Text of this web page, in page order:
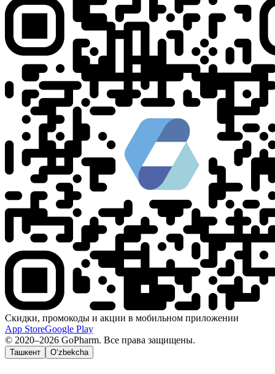
Скидки, промокоды и акции в мобильном приложении
App StoreGoogle Play
© 2020–2026 GoPharm. Все права защищены.
Ташкент O‘zbekcha